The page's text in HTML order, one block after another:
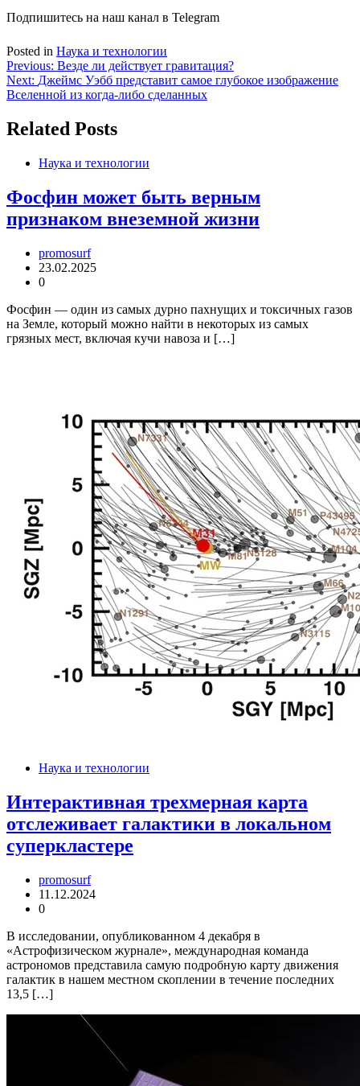
Подпишитесь на наш канал в Telegram
Posted in Наука и технологии
Навигация
по
Previous: Везде ли действует гравитация?
Next: Джеймс Уэбб представит самое глубокое изображение
Вселенной из когда-либо сделанных
Related Posts
Наука и технологии
Фосфин может быть верным
признаком внеземной жизни
promosurf
23.02.2025
0
Фосфин — один из самых дурно пахнущих и токсичных газов
на Земле, который можно найти в некоторых из самых
грязных мест, включая кучи навоза и […]
Наука и технологии
Интерактивная трехмерная карта
отслеживает галактики в локальном
суперкластере
promosurf
11.12.2024
0
В исследовании, опубликованном 4 декабря в
«Астрофизическом журнале», международная команда
астрономов представила самую подробную карту движения
галактик в нашем местном скоплении в течение последних
13,5 […]